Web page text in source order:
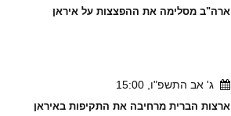
ארה"ב מסלימה את ההפצצות על איראן
ג' אב התשפ"ו, 15:00
ארצות הברית מרחיבה את התקיפות באיראן